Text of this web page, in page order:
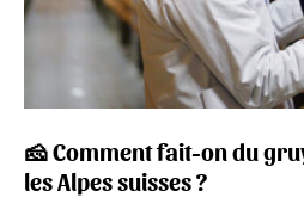
🧀 Comment fait-on du
les Alpes suisses ?